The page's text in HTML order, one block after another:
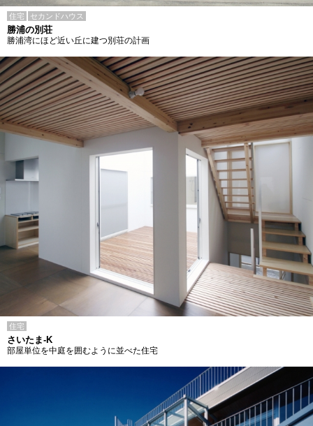
住宅 セカンドハウス
勝浦の別荘
勝浦湾にほど近い丘に建つ別荘の計画
住宅
さいたま-K
部屋単位を中庭を囲むように並べた住宅